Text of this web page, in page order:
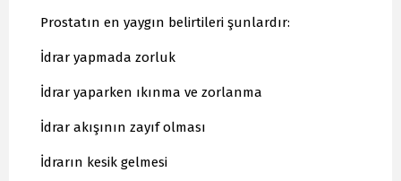
Prostatın en yaygın belirtileri şunlardır:
İdrar yapmada zorluk
İdrar yaparken ıkınma ve zorlanma
İdrar akışının zayıf olması
İdrarın kesik gelmesi